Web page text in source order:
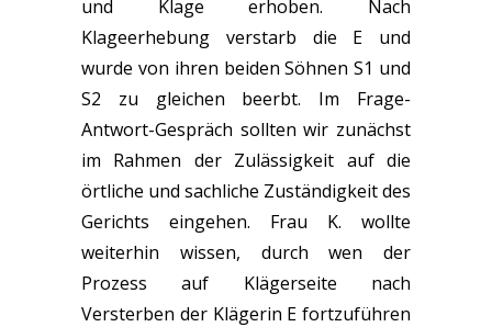
und Klage erhoben. Nach
Klageerhebung verstarb die E und
wurde von ihren beiden Söhnen S1 und
S2 zu gleichen beerbt. Im Frage-
Antwort-Gespräch sollten wir zunächst
im Rahmen der Zulässigkeit auf die
örtliche und sachliche Zuständigkeit des
Gerichts eingehen. Frau K. wollte
weiterhin wissen, durch wen der
Prozess auf Klägerseite nach
Versterben der Klägerin E fortzuführen